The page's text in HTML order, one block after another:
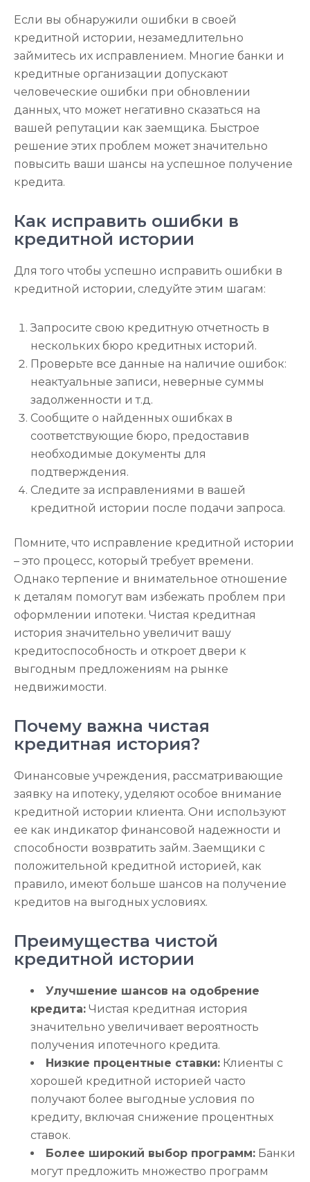
Если вы обнаружили ошибки в своей
кредитной истории, незамедлительно
займитесь их исправлением. Многие банки и
кредитные организации допускают
человеческие ошибки при обновлении
данных, что может негативно сказаться на
вашей репутации как заемщика. Быстрое
решение этих проблем может значительно
повысить ваши шансы на успешное получение
кредита.
Как исправить ошибки в
кредитной истории
Для того чтобы успешно исправить ошибки в
кредитной истории, следуйте этим шагам:
Запросите свою кредитную отчетность в
нескольких бюро кредитных историй.
Проверьте все данные на наличие ошибок:
неактуальные записи, неверные суммы
задолженности и т.д.
Сообщите о найденных ошибках в
соответствующие бюро, предоставив
необходимые документы для
подтверждения.
Следите за исправлениями в вашей
кредитной истории после подачи запроса.
Помните, что исправление кредитной истории
– это процесс, который требует времени.
Однако терпение и внимательное отношение
к деталям помогут вам избежать проблем при
оформлении ипотеки. Чистая кредитная
история значительно увеличит вашу
кредитоспособность и откроет двери к
выгодным предложениям на рынке
недвижимости.
Почему важна чистая
кредитная история?
Финансовые учреждения, рассматривающие
заявку на ипотеку, уделяют особое внимание
кредитной истории клиента. Они используют
ее как индикатор финансовой надежности и
способности возвратить займ. Заемщики с
положительной кредитной историей, как
правило, имеют больше шансов на получение
кредитов на выгодных условиях.
Преимущества чистой
кредитной истории
Улучшение шансов на одобрение
кредита: Чистая кредитная история
значительно увеличивает вероятность
получения ипотечного кредита.
Низкие процентные ставки: Клиенты с
хорошей кредитной историей часто
получают более выгодные условия по
кредиту, включая снижение процентных
ставок.
Более широкий выбор программ: Банки
могут предложить множество программ